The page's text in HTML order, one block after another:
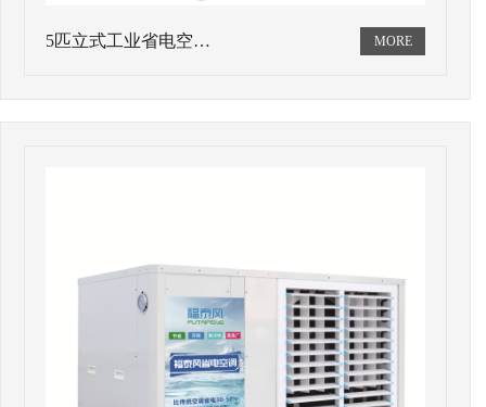
5匹立式工业省电空…